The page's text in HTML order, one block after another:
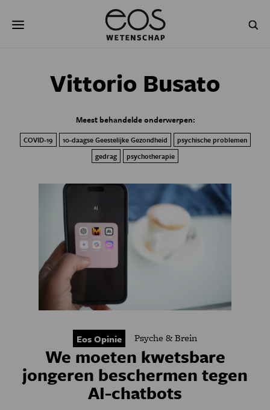
naar
GEZONDHEID RUIMTE
NATUURWETENSCHAPPEN GESCHIEDENIS
PSYCHE & BREIN
PODCAST AGENDA
JONGE UITDAGERS
Vittorio Busato
Meest behandelde onderwerpen:
COVID-19 10-daagse Geestelijke Gezondheid
psychische problemen
gedrag
psychotherapie
Eos Opinie Psyche & Brein
We moeten kwetsbare
jongeren beschermen tegen
AI-chatbots